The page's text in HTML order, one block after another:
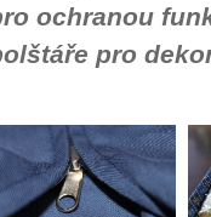
ochranou
pro